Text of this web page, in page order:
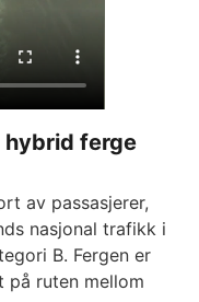
hybrid ferge
av passasjerer,
nasjonal trafikk i
B. Fergen er
ruten mellom